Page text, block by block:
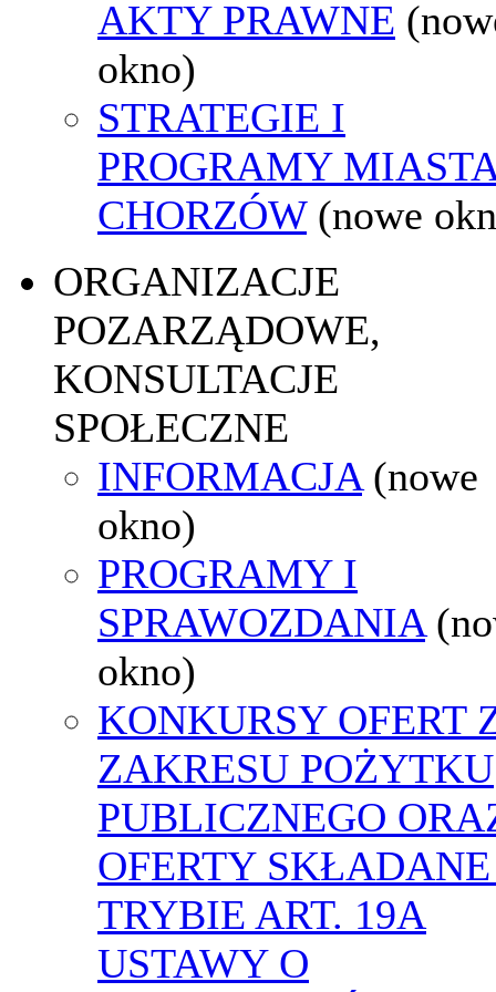
AKTY PRAWNE
okno)
STRATEGIE I
PROGRAMY
CHORZÓW (nowe
ORGANIZACJE
POZARZĄDOWE,
KONSULTACJE
SPOŁECZNE
INFORMACJA (nowe
okno)
PROGRAMY I
SPRAWOZDANIA
okno)
KONKURSY OFERT
ZAKRESU POŻYTKU
PUBLICZNEGO
OFERTY
TRYBIE ART. 19A
USTAWY O